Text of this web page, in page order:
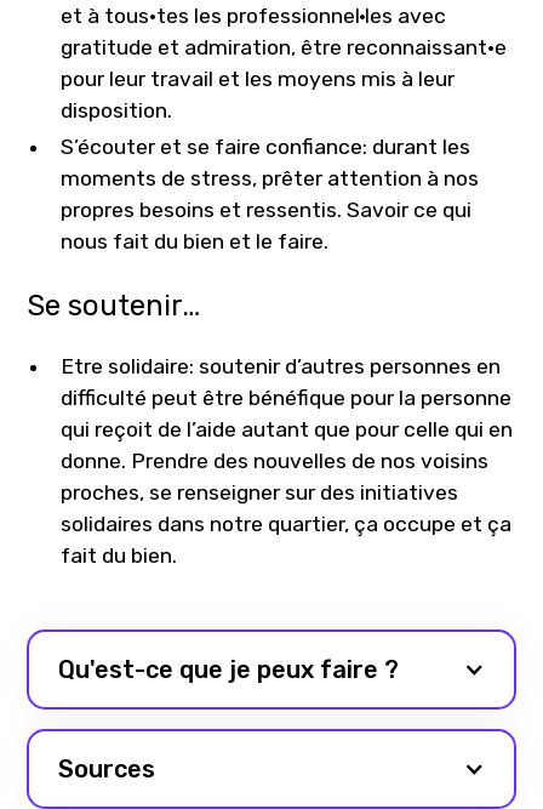
et à tous·tes les professionnel·les avec
gratitude et admiration, être reconnaissant·e
pour leur travail et les moyens mis à leur
disposition.
S’écouter et se faire confiance: durant les
moments de stress, prêter attention à nos
propres besoins et ressentis. Savoir ce qui
nous fait du bien et le faire.
Se soutenir…
Etre solidaire: soutenir d’autres personnes en
difficulté peut être bénéfique pour la personne
qui reçoit de l’aide autant que pour celle qui en
donne. Prendre des nouvelles de nos voisins
proches, se renseigner sur des initiatives
solidaires dans notre quartier, ça occupe et ça
fait du bien.
Qu'est-ce que je peux faire ?
Sources